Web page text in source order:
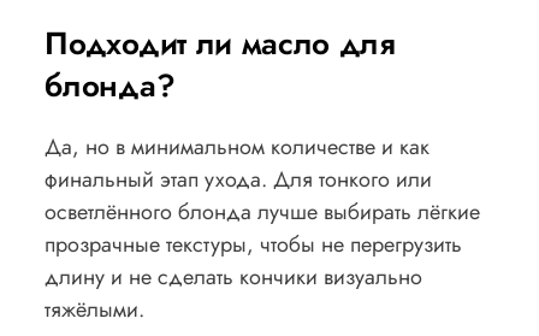
Подходит ли масло для
блонда?
Да, но в минимальном количестве и как
финальный этап ухода. Для тонкого или
осветлённого блонда лучше выбирать лёгкие
прозрачные текстуры, чтобы не перегрузить
длину и не сделать кончики визуально
тяжёлыми.